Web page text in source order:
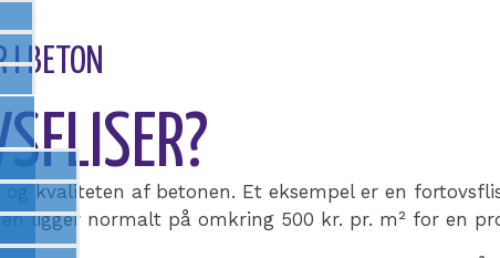
I BETON
kvaliteten af betonen. Et eksempel er en
ligger normalt på omkring 500 kr. pr. m² for en